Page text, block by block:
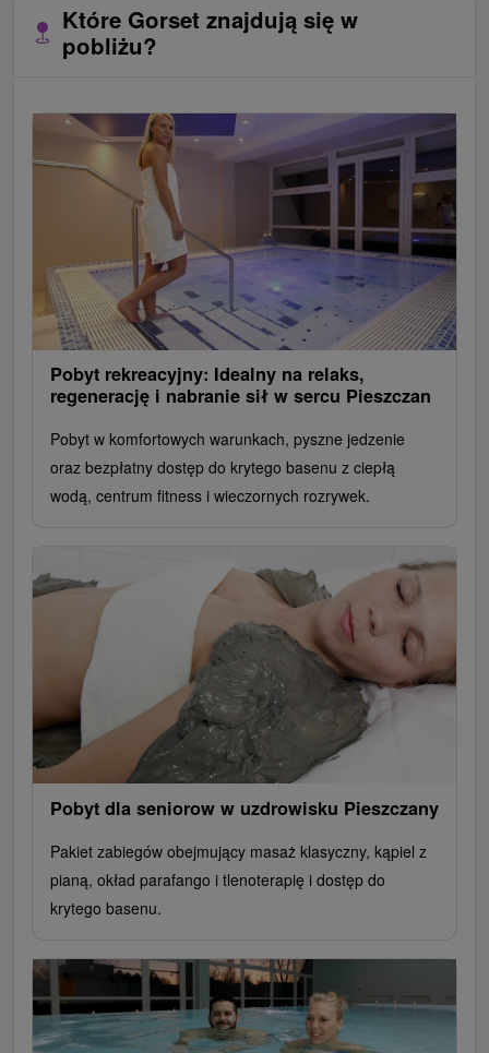
Które Gorset znajdują się w
pobliżu?
Pobyt rekreacyjny: Idealny na relaks,
regenerację i nabranie sił w sercu Pieszczan
Pobyt w komfortowych warunkach, pyszne jedzenie
oraz bezpłatny dostęp do krytego basenu z ciepłą
wodą, centrum fitness i wieczornych rozrywek.
Pobyt dla seniorow w uzdrowisku Pieszczany
Pakiet zabiegów obejmujący masaż klasyczny, kąpiel z
pianą, okład parafango i tlenoterapię i dostęp do
krytego basenu.